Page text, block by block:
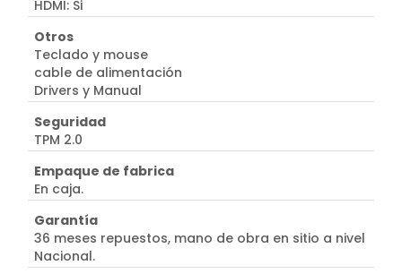
HDMI: Si
Otros
Teclado y mouse
cable de alimentación
Drivers y Manual
Seguridad
TPM 2.0
Empaque de fabrica
En caja.
Garantía
36 meses repuestos, mano de obra en sitio a nivel
Nacional.